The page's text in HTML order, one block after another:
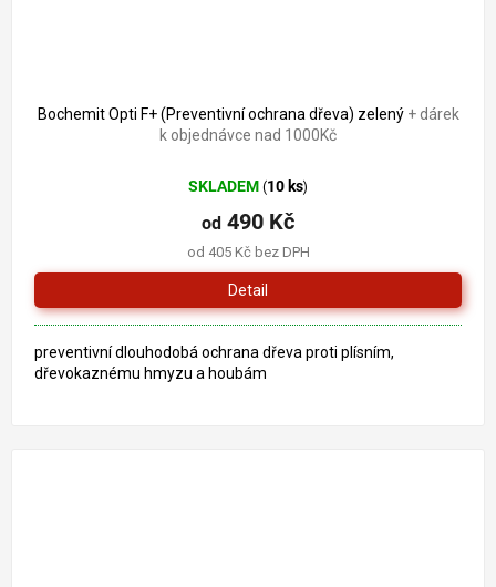
Bochemit Opti F+ (Preventivní ochrana dřeva) zelený + dárek
k objednávce nad 1000Kč
SKLADEM (10 ks)
od 405 Kč bez DPH
od 490 Kč
Detail
preventivní dlouhodobá ochrana dřeva proti plísním,
dřevokaznému hmyzu a houbám